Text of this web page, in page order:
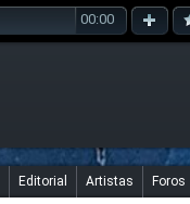
00:00
Editorial Artistas Foros